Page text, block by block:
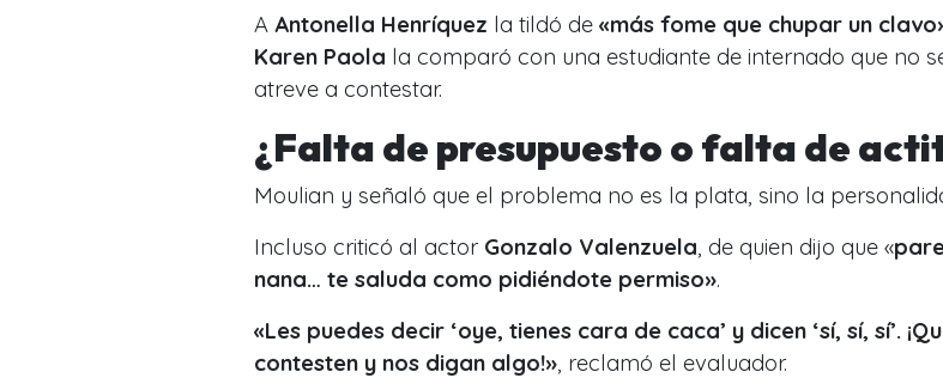
A Antonella Henríquez la tildó de «más fome que chupar un
Karen Paola la comparó con una estudiante de internado que no
atreve a contestar.
¿Falta de presupuesto o falta de
Moulian y señaló que el problema no es la plata, sino la
Incluso criticó al actor Gonzalo Valenzuela , de quien dijo que «
nana… te saluda como pidiéndote permiso».
«Les puedes decir ‘oye, tienes cara de caca’ y dicen ‘sí, sí, sí’.
contesten y nos digan algo!» , reclamó el evaluador.